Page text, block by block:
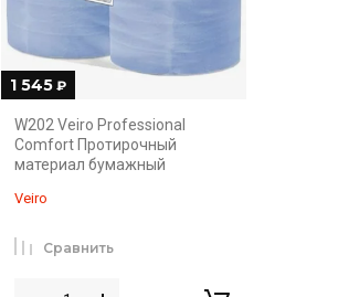
1 545 ₽
W202 Veiro Professional
Comfort Протирочный
материал бумажный
Veiro
Сравнить